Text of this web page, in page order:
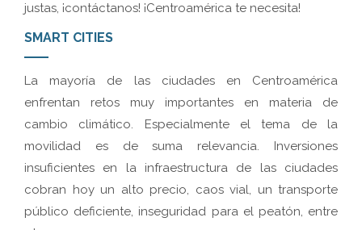
justas, ¡contáctanos! ¡Centroamérica te necesita!
SMART CITIES
La mayoría de las ciudades en Centroamérica
enfrentan retos muy importantes en materia de
cambio climático. Especialmente el tema de la
movilidad es de suma relevancia. Inversiones
insuficientes en la infraestructura de las ciudades
cobran hoy un alto precio, caos vial, un transporte
público deficiente, inseguridad para el peatón, entre